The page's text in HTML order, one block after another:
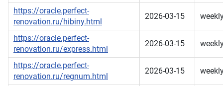
https://oracle.perfect-
renovation.ru/hibiny.html
2026-03-15
https://oracle.perfect-
renovation.ru/express.html
2026-03-15
https://oracle.perfect-
renovation.ru/regnum.html
2026-03-15